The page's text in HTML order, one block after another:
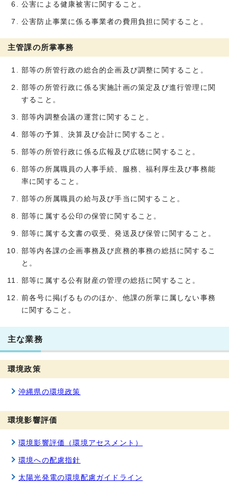
公害による健康被害に関すること。
公害防止事業に係る事業者の費用負担に関すること。
主管課の所掌事務
部等の所管行政の総合的企画及び調整に関すること。
部等の所管行政に係る実施計画の策定及び進行管理に関
すること。
部等内調整会議の運営に関すること。
部等の予算、決算及び会計に関すること。
部等の所管行政に係る広報及び広聴に関すること。
部等の所属職員の人事手続、服務、福利厚生及び事務能
率に関すること。
部等の所属職員の給与及び手当に関すること。
部等に属する公印の保管に関すること。
部等に属する文書の収受、発送及び保管に関すること。
部等内各課の企画事務及び庶務的事務の総括に関するこ
と。
部等に属する公有財産の管理の総括に関すること。
前各号に掲げるもののほか、他課の所掌に属しない事務
に関すること。
主な業務
環境政策
沖縄県の環境政策
環境影響評価
環境影響評価（環境アセスメント）
環境への配慮指針
太陽光発電の環境配慮ガイドライン